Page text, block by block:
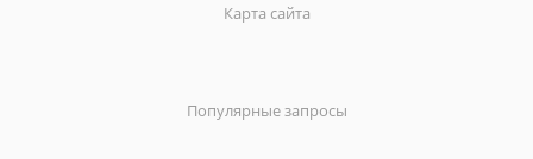
Карта сайта
Популярные запросы